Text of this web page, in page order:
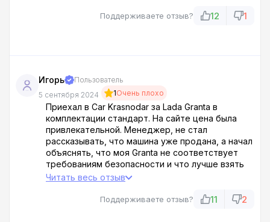
что это за фигня?! Как можно быть такими
Поддерживаете отзыв? 12 1
Игорь
Пользователь
5 сентября 2024
1Очень плохо
Приехал в Car Krasnodar за Lada Granta в
комплектации стандарт. На сайте цена была
привлекательной. Менеджер, не стал
рассказывать, что машина уже продана, а начал
объяснять, что моя Granta не соответствует
требованиям безопасности и что лучше взять
другую машину. Конечно, другую модель они
кабальных условиях. Я был в ах...! На сайте они
Читать весь отзыв
Поддерживаете отзыв? 11 2